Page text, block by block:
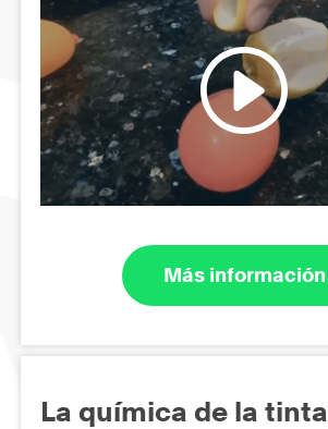
Más información
La química de la tinta